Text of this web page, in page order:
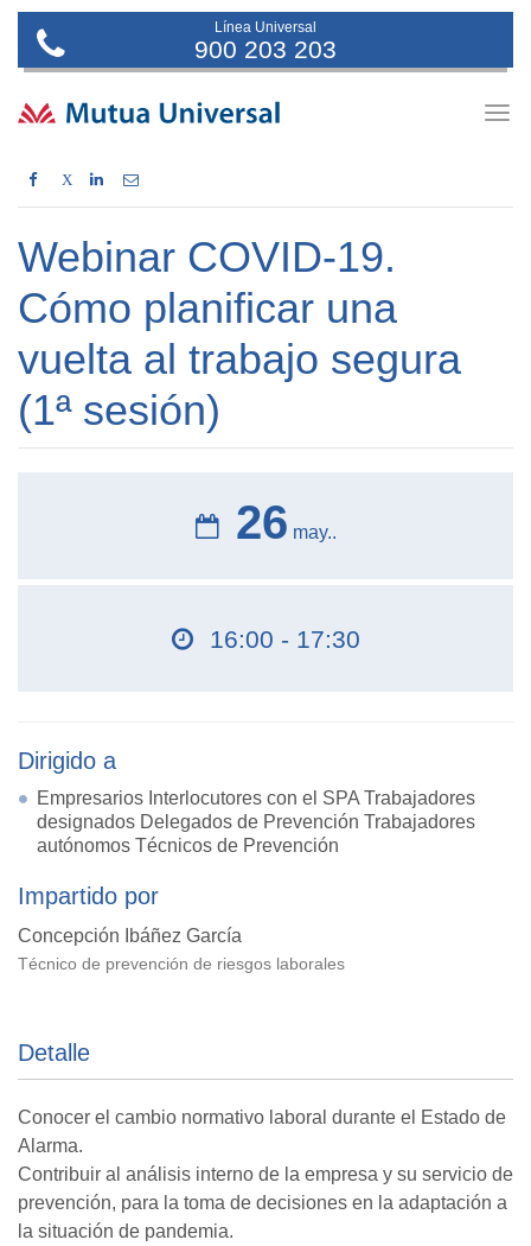
Línea Universal
900 203 203
X
Webinar COVID-19.
Cómo planificar una
vuelta al trabajo segura
(1ª sesión)
26 may..
16:00 - 17:30
Dirigido a
Empresarios Interlocutores con el SPA Trabajadores
designados Delegados de Prevención Trabajadores
autónomos Técnicos de Prevención
Impartido por
Concepción Ibáñez García
Técnico de prevención de riesgos laborales
Detalle
Conocer el cambio normativo laboral durante el Estado de
Alarma.
Contribuir al análisis interno de la empresa y su servicio de
prevención, para la toma de decisiones en la adaptación a
la situación de pandemia.